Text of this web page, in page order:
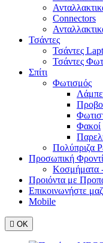
Connectors
Τσάντες
Τσάντες
Τσάντες
Σπίτι
Φωτισμός
Φακοί
Πολύπριζα
Προσωπική
Κοσμήματα
Προιόντα με
Επικοινωνήστε
Mobile
 ΟΚ